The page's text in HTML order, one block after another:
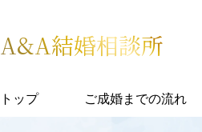
A&A結婚相談所
トップ ご成婚までの流れ